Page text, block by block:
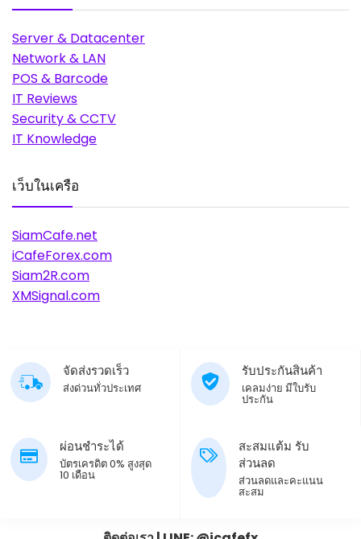
Server & Datacenter
Network & LAN
POS & Barcode
IT Reviews
Security & CCTV
IT Knowledge
เว็บในเครือ
SiamCafe.net
iCafeForex.com
Siam2R.com
XMSignal.com
จัดส่งรวดเร็ว
ส่งด่วนทั่วประเทศ
รับประกันสินค้า
เคลมง่าย มีใบรับ
ประกัน
ผ่อนชำระได้
บัตรเครดิต 0% สูงสุด
10 เดือน
สะสมแต้ม รับ
ส่วนลด
ส่วนลดและคะแนน
สะสม